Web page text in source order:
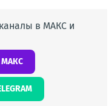
в МАКС и
МАКС